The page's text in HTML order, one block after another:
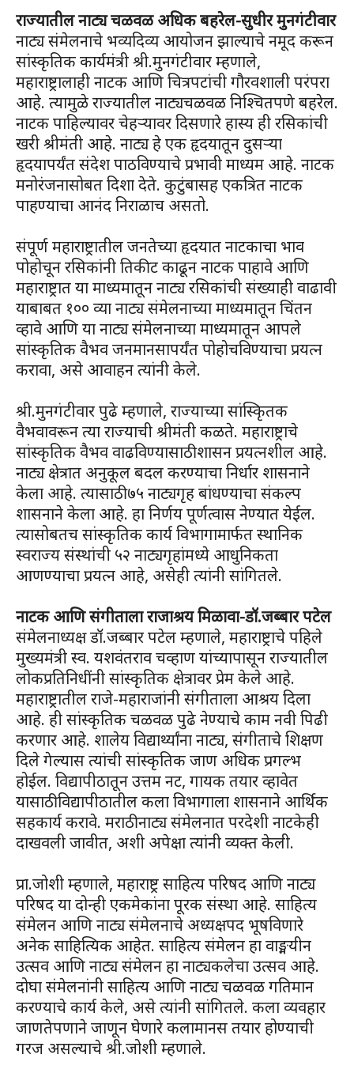
राज्यातील नाट्य चळवळ अधिक बहरेल-सुधीर मुनगंटीवार
नाट्य संमेलनाचे भव्यदिव्य आयोजन झाल्याचे नमूद करून
सांस्कृतिक कार्यमंत्री श्री.मुनगंटीवार म्हणाले,
महाराष्ट्रालाही नाटक आणि चित्रपटांची गौरवशाली परंपरा
आहे. त्यामुळे राज्यातील नाट्यचळवळ निश्चितपणे बहरेल.
नाटक पाहिल्यावर चेहऱ्यावर दिसणारे हास्य ही रसिकांची
खरी श्रीमंती आहे. नाट्य हे एक हृदयातून दुसऱ्या
हृदयापर्यंत संदेश पाठविण्याचे प्रभावी माध्यम आहे. नाटक
मनोरंजनासोबत दिशा देते. कुटुंबासह एकत्रित नाटक
पाहण्याचा आनंद निराळाच असतो.
संपूर्ण महाराष्ट्रातील जनतेच्या हृदयात नाटकाचा भाव
पोहोचून रसिकांनी तिकीट काढून नाटक पाहावे आणि
महाराष्ट्रात या माध्यमातून नाट्य रसिकांची संख्याही वाढावी
याबाबत १०० व्या नाट्य संमेलनाच्या माध्यमातून चिंतन
व्हावे आणि या नाट्य संमेलनाच्या माध्यमातून आपले
सांस्कृतिक वैभव जनमानसापर्यंत पोहोचविण्याचा प्रयत्न
करावा, असे आवाहन त्यांनी केले.
श्री.मुनगंटीवार पुढे म्हणाले, राज्याच्या सांस्किृतक
वैभवावरून त्या राज्याची श्रीमंती कळते. महाराष्ट्राचे
सांस्कृतिक वैभव वाढविण्यासाठी शासन प्रयत्नशील आहे.
नाट्य क्षेत्रात अनुकूल बदल करण्याचा निर्धार शासनाने
केला आहे. त्यासाठी ७५ नाट्यगृह बांधण्याचा संकल्प
शासनाने केला आहे. हा निर्णय पूर्णत्वास नेण्यात येईल.
त्यासोबतच सांस्कृतिक कार्य विभागामार्फत स्थानिक
स्वराज्य संस्थांची ५२ नाट्यगृहांमध्ये आधुनिकता
आणण्याचा प्रयत्न आहे, असेही त्यांनी सांगितले.
नाटक आणि संगीताला राजाश्रय मिळावा-डॉ.जब्बार पटेल
संमेलनाध्यक्ष डॉ.जब्बार पटेल म्हणाले, महाराष्ट्राचे पहिले
मुख्यमंत्री स्व. यशवंतराव चव्हाण यांच्यापासून राज्यातील
लोकप्रतिनिधींनी सांस्कृतिक क्षेत्रावर प्रेम केले आहे.
महाराष्ट्रातील राजे-महाराजांनी संगीताला आश्रय दिला
आहे. ही सांस्कृतिक चळवळ पुढे नेण्याचे काम नवी पिढी
करणार आहे. शालेय विद्यार्थ्यांना नाट्य, संगीताचे शिक्षण
दिले गेल्यास त्यांची सांस्कृतिक जाण अधिक प्रगल्भ
होईल. विद्यापीठातून उत्तम नट, गायक तयार व्हावेत
यासाठी विद्यापीठातील कला विभागाला शासनाने आर्थिक
सहकार्य करावे. मराठी नाट्य संमेलनात परदेशी नाटकेही
दाखवली जावीत, अशी अपेक्षा त्यांनी व्यक्त केली.
प्रा.जोशी म्हणाले, महाराष्ट्र साहित्य परिषद आणि नाट्य
परिषद या दोन्ही एकमेकांना पूरक संस्था आहे. साहित्य
संमेलन आणि नाट्य संमेलनाचे अध्यक्षपद भूषविणारे
अनेक साहित्यिक आहेत. साहित्य संमेलन हा वाङ्मयीन
उत्सव आणि नाट्य संमेलन हा नाट्यकलेचा उत्सव आहे.
दोघा संमेलनांनी साहित्य आणि नाट्य चळवळ गतिमान
करण्याचे कार्य केले, असे त्यांनी सांगितले. कला व्यवहार
जाणतेपणाने जाणून घेणारे कलामानस तयार होण्याची
गरज असल्याचे श्री.जोशी म्हणाले.